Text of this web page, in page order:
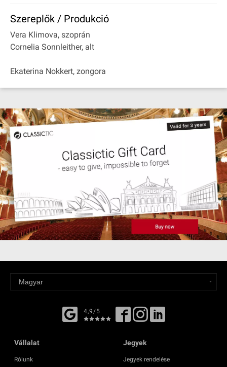
Szereplők / Produkció
Vera Klimova, szoprán
Cornelia Sonnleither, alt
Ekaterina Nokkert, zongora
4,9/5
Vállalat
Rólunk
Jegyek
Jegyek rendelése